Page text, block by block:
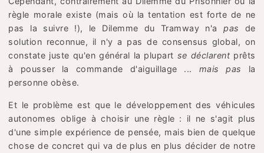
règle morale existe (mais où la tentation est forte de ne
pas la suivre !), le Dilemme du Tramway n'a pas de
solution reconnue, il n'y a pas de consensus global, on
constate juste qu'en général la plupart se déclarent prêts
à pousser la commande d'aiguillage ... mais pas
la
personne obèse.
Et le problème est que le développement des véhicules
autonomes oblige à choisir une règle : il ne s'agit plus
d'une simple expérience de pensée, mais bien de quelque
chose de concret qui va de plus en plus décider de notre